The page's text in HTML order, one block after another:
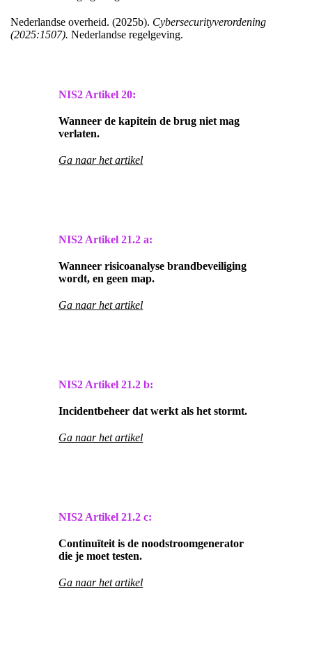
Nederlandse overheid. (2025b). Cybersecurityverordening
(2025:1507). Nederlandse regelgeving.
NIS2 Artikel 20:
Wanneer de kapitein de brug niet mag
verlaten.
Ga naar het artikel
NIS2 Artikel21.2 a:
Wanneer risicoanalyse brandbeveiliging
wordt, en geen map.
Ga naar het artikel
NIS2 Artikel21.2 b:
Incidentbeheer dat werkt als het stormt.
Ga naar het artikel
NIS2 Artikel21.2 c:
Continuïteit is de noodstroomgenerator
die je moet testen.
Ga naar het artikel